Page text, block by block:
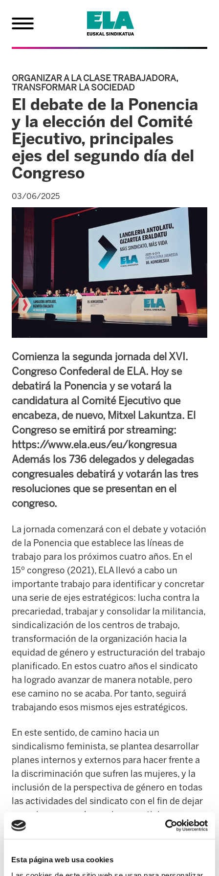
Esta página web usa cookies
ORGANIZAR A LA CLASE TRABAJADORA,
TRANSFORMAR LA SOCIEDAD
El debate de la Ponencia
y la elección del Comité
Ejecutivo, principales
ejes del segundo día del
Congreso
03/06/2025
Comienza la segunda jornada del XVI.
Congreso Confederal de ELA. Hoy se
debatirá la Ponencia y se votará la
candidatura al Comité Ejecutivo que
encabeza, de nuevo, Mitxel Lakuntza. El
Congreso se emitirá por streaming:
https://www.ela.eus/eu/kongresua
Además los 736 delegados y delegadas
congresuales debatirá y votarán las tres
resoluciones que se presentan en el
congreso.
La jornada comenzará con el debate y votación
de la Ponencia que establece las líneas de
trabajo para los próximos cuatro años. En el
15º congreso (2021), ELA llevó a cabo un
importante trabajo para identificar y concretar
una serie de ejes estratégicos: lucha contra la
precariedad, trabajar y consolidar la militancia,
sindicalización de los centros de trabajo,
transformación de la organización hacia la
equidad de género y estructuración del trabajo
planificado. En estos cuatro años el sindicato
ha logrado avanzar de manera notable, pero
ese camino no se acaba. Por tanto, seguirá
trabajando esos mismos ejes estratégicos.
En este sentido, de camino hacia un
sindicalismo feminista, se plantea desarrollar
planes internos y externos para hacer frente a
la discriminación que sufren las mujeres, y la
inclusión de la perspectiva de género en todas
las actividades del sindicato con el fin de dejar
espacio para que las mujeres participen y
asuman responsabilidades.
A partir de ahí, ELA busca crear y consolidar
ámbitos participativos en todos los niveles,